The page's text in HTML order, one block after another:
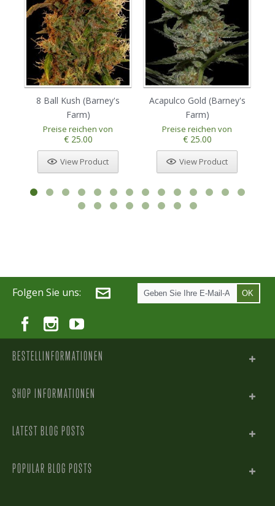
8 Ball Kush (Barney's
Farm)
Preise reichen von
€ 25.00
View Product
Acapulco Gold (Barney's
Farm)
Preise reichen von
€ 25.00
View Product
Folgen Sie uns: OK
BESTELLINFORMATIONEN
SHOP INFORMATIONEN
LATEST BLOG POSTS
POPULAR BLOG POSTS